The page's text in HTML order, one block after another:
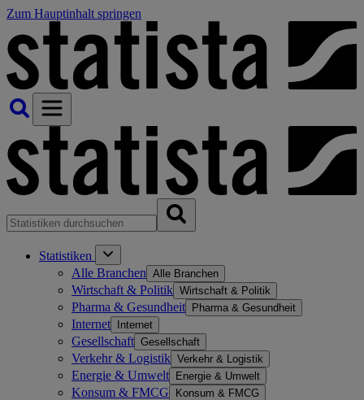
Zum Hauptinhalt springen
Statistiken
Alle Branchen Alle Branchen
Wirtschaft & Politik Wirtschaft & Politik
Pharma & Gesundheit Pharma & Gesundheit
Internet Internet
Gesellschaft Gesellschaft
Verkehr & Logistik Verkehr & Logistik
Energie & Umwelt Energie & Umwelt
Konsum & FMCG Konsum & FMCG